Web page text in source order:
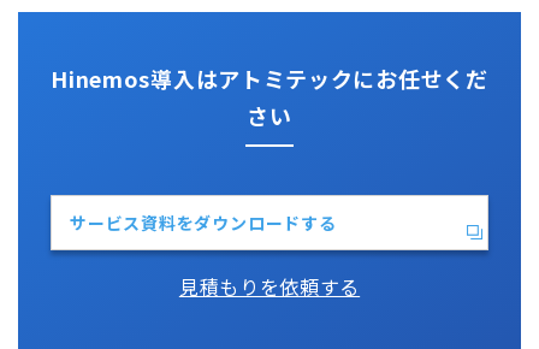
Hinemos導入はアトミテックにお任せくだ
さい
サービス資料をダウンロードする
見積もりを依頼する